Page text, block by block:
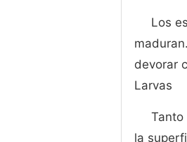
Los
devorar
Larvas
Tanto
la